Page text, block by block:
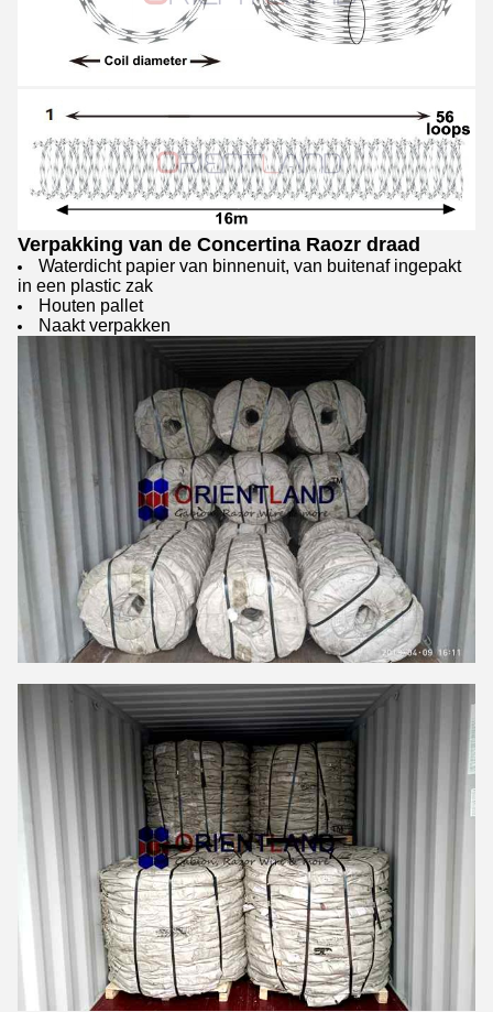
Verpakking van de Concertina Raozr draad
Waterdicht papier van binnenuit, van buitenaf ingepakt
in een plastic zak
Houten pallet
Naakt verpakken